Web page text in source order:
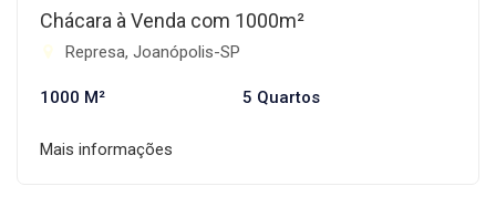
Chácara à Venda com 1000m²
Represa, Joanópolis-SP
1000 M² 5 Quartos
Mais informações